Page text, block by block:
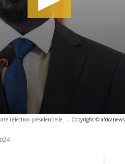
l'élection présidentielle. - Copyright © africanews